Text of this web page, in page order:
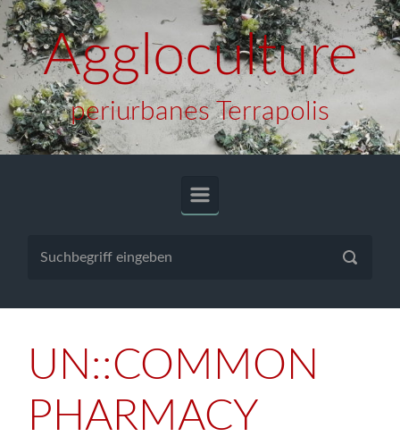
Zum Hauptinhalt springen
Aggloculture
periurbanes Terrapolis
UN::COMMON
PHARMACY